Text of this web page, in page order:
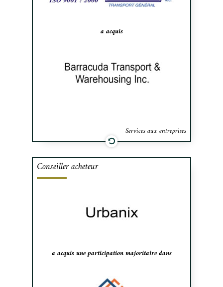
a acquis
Services aux entreprises
Conseiller acheteur
a acquis une participation majoritaire dans
Cafa a assisté la société Urbanix dans
de courtage immobilier commercial et